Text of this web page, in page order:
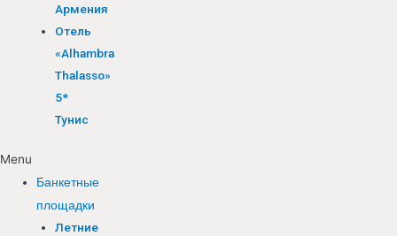
Армения
Отель
«Alhambra
Thalasso»
5*
Тунис
Menu
Банкетные
площадки
Летние